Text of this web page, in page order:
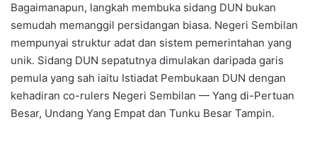
Bagaimanapun, langkah membuka sidang DUN bukan
semudah memanggil persidangan biasa. Negeri Sembilan
mempunyai struktur adat dan sistem pemerintahan yang
unik. Sidang DUN sepatutnya dimulakan daripada garis
pemula yang sah iaitu Istiadat Pembukaan DUN dengan
kehadiran co-rulers Negeri Sembilan — Yang di-Pertuan
Besar, Undang Yang Empat dan Tunku Besar Tampin.